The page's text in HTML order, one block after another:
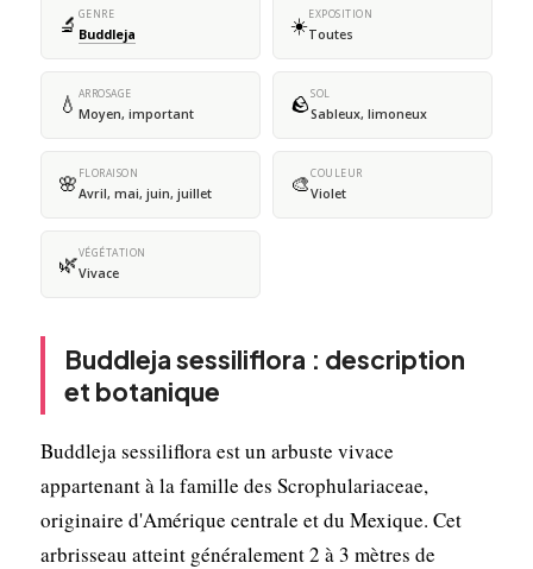
🔬 GENRE
Buddleja ☀️EXPOSITION
Toutes
💧 ARROSAGE
Moyen, important 🪨SOL
Sableux, limoneux
🌸 FLORAISON
Avril, mai, juin, juillet 🎨COULEUR
Violet
🌿VÉGÉTATION
Vivace
Buddleja sessiliflora : description
et botanique
Buddleja sessiliflora est un arbuste vivace
appartenant à la famille des Scrophulariaceae,
originaire d'Amérique centrale et du Mexique. Cet
arbrisseau atteint généralement 2 à 3 mètres de